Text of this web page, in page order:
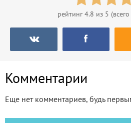
рейтинг4.8 из 5 (всего
Комментарии
Еще нет комментариев, будь